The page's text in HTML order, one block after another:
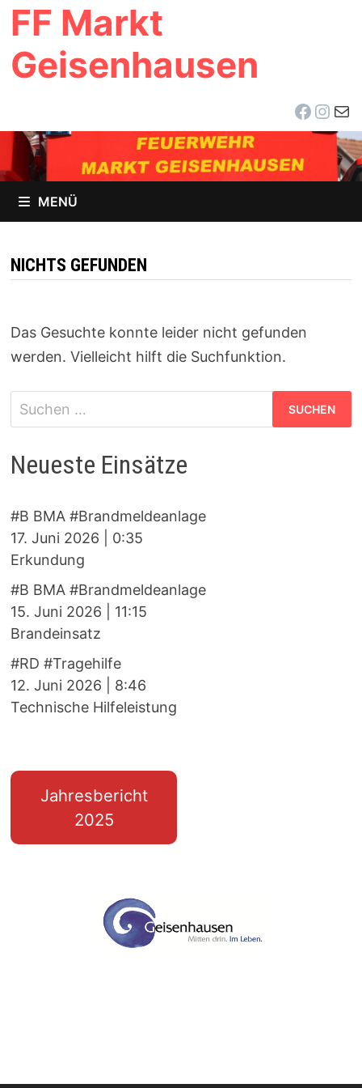
Zum
Inhalt
springen
FF Markt
Geisenhausen
E-
MENÜ
NICHTS GEFUNDEN
Das Gesuchte konnte leider nicht gefunden
werden. Vielleicht hilft die Suchfunktion.
Suchen
nach:
Neueste Einsätze
#B BMA #Brandmeldeanlage
17. Juni 2026
0:35
Erkundung
#B BMA #Brandmeldeanlage
15. Juni 2026
11:15
Brandeinsatz
#RD #Tragehilfe
12. Juni 2026
8:46
Technische Hilfeleistung
Jahresbericht
2025